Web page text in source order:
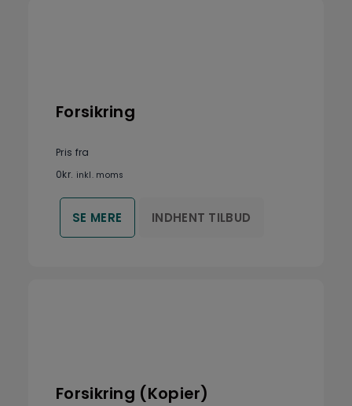
Forsikring
Pris fra
0kr. inkl. moms
SE MERE INDHENT TILBUD
Forsikring (Kopier)